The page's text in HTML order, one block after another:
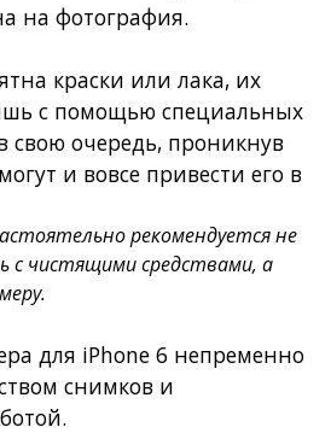
на фотография.
краски или лака, их
с помощью специальных
свою очередь, проникнув
и вовсе привести его в
рекомендуется не
с чистящими средствами, а
для iPhone 6 непременно
снимков и